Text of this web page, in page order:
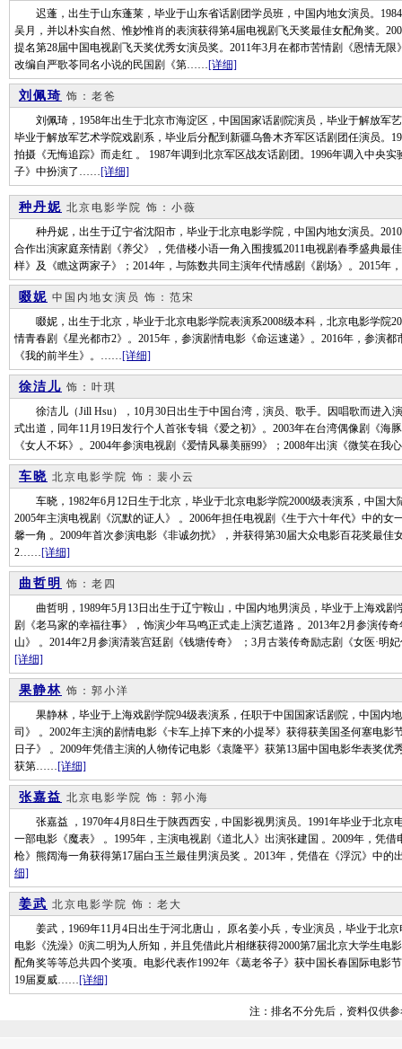
迟蓬，出生于山东蓬莱，毕业于山东省话剧团学员班，中国内地女演员。
吴月，并以朴实自然、惟妙惟肖的表演获得第4届电视剧飞天奖最佳女配角奖。
提名第28届中国电视剧飞天奖优秀女演员奖。2011年3月在都市苦情剧《恩情无
改编自严歌苓同名小说的民国剧《第……[详细]
刘佩琦 饰：老爸
刘佩琦，1958年出生于北京市海淀区，中国国家话剧院演员，毕业于解放军艺
毕业于解放军艺术学院戏剧系，毕业后分配到新疆乌鲁木齐军区话剧团任演员。
拍摄《无悔追踪》而走红 。 1987年调到北京军区战友话剧团。1996年调入中央
子》中扮演了……[详细]
种丹妮 北京电影学院 饰：小薇
种丹妮，出生于辽宁省沈阳市，毕业于北京电影学院，中国内地女演员。
合作出演家庭亲情剧《养父》，凭借楼小语一角入围搜狐2011电视剧春季盛典最
样》及《瞧这两家子》；2014年，与陈数共同主演年代情感剧《剧场》。2015
啜妮 中国内地女演员 饰：范宋
啜妮，出生于北京，毕业于北京电影学院表演系2008级本科，北京电影学院
情青春剧《星光都市2》。2015年，参演剧情电影《命运速递》。2016年，参演
《我的前半生》。……[详细]
徐洁儿 饰：叶琪
徐洁儿（Jill Hsu），10月30日出生于中国台湾，演员、歌手。因唱歌而进入演
式出道，同年11月19日发行个人首张专辑《爱之初》。2003年在台湾偶像剧《海
《女人不坏》。2004年参演电视剧《爱情风暴美丽99》；2008年出演《微笑在
车晓 北京电影学院 饰：裴小云
车晓，1982年6月12日生于北京，毕业于北京电影学院2000级表演系，中国大
2005年主演电视剧《沉默的证人》 。2006年担任电视剧《生于六十年代》中的
馨一角 。2009年首次参演电影《非诚勿扰》，并获得第30届大众电影百花奖最
2……[详细]
曲哲明
饰：老四
曲哲明，1989年5月13日出生于辽宁鞍山，中国内地男演员，毕业于上海戏剧
剧《老马家的幸福往事》，饰演少年马鸣正式走上演艺道路 。2013年2月参演传
山》 。2014年2月参演清装宫廷剧《钱塘传奇》 ；3月古装传奇励志剧《女医·
[详细]
果静林 饰：郭小洋
果静林，毕业于上海戏剧学院94级表演系，任职于中国国家话剧院，中国内
司》 。2002年主演的剧情电影《卡车上掉下来的小提琴》获得获美国圣何塞电影
日子》 。2009年凭借主演的人物传记电影《袁隆平》获第13届中国电影华表奖
获第……[详细]
张嘉益 北京电影学院 饰：郭小海
张嘉益 ，1970年4月8日生于陕西西安，中国影视男演员。1991年毕业于北京
一部电影《魔表》 。1995年，主演电视剧《道北人》出演张建国 。2009年，凭
枪》熊阔海一角获得第17届白玉兰最佳男演员奖 。2013年，凭借在《浮沉》中
细]
姜武 北京电影学院 饰：老大
姜武，1969年11月4日出生于河北唐山， 原名姜小兵，专业演员，毕业于北京
电影《洗澡》0演二明为人所知，并且凭借此片相继获得2000第7届北京大学生电
配角奖等等总共四个奖项。电影代表作1992年《葛老爷子》获中国长春国际电影
19届夏威……[详细]
注：排名不分先后，资料仅供